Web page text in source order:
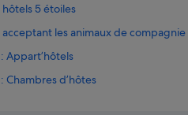
5 étoiles
les animaux de compagnie
Appart’hôtels
d’hôtes